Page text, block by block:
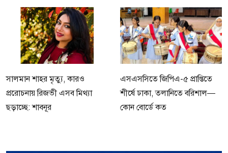
সালমান শাহর মৃত্যু, কারও
প্ররোচনায় রিজভী এসব মিথ্যা
ছড়াচ্ছে: শাবনূর
এসএসসিতে জিপিএ-৫ প্রাপ্তিতে
শীর্ষে ঢাকা, তলানিতে বরিশাল—
কোন বোর্ডে কত